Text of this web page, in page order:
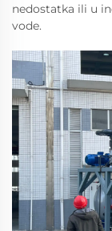
nedostatka ili u
vode.